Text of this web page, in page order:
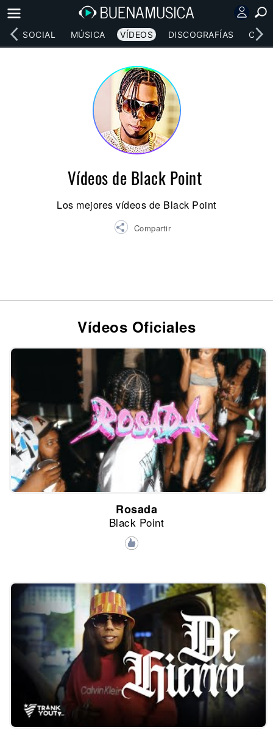
RED SOCIAL MÚSICA VÍDEOS DISCOGRAFÍAS
Vídeos de Black Point
Los mejores vídeos de Black Point
Compartir
Vídeos Oficiales
Rosada
Black Point